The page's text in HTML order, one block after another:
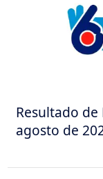
Resultado
agosto de